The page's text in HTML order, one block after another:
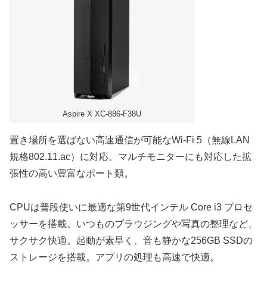
Aspire X XC-886-F38U
置き場所を選ばない高速通信が可能なWi-Fi 5（無線LAN
規格802.11.ac）に対応。マルチモニターにも対応した拡
張性の高い豊富なポート類。
CPUは普段使いに最適な第9世代インテル Core i3 プロセ
ッサーを搭載。いつものブラウジングや写真の整理など、
サクサク快適。起動が素早く、音も静かな256GB SSDの
ストレージを搭載。アプリの処理も高速で快適。